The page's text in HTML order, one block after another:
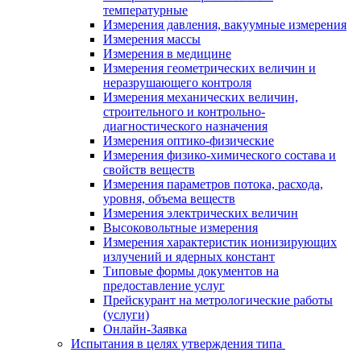
температурные
Измерения давления, вакуумные измерения
Измерения массы
Измерения в медицине
Измерения геометрических величин и
неразрушающего контроля
Измерения механических величин,
строительного и контрольно-
диагностического назначения
Измерения оптико-физические
Измерения физико-химического состава и
свойств веществ
Измерения параметров потока, расхода,
уровня, объема веществ
Измерения электрических величин
Высоковольтные измерения
Измерения характеристик ионизирующих
излучений и ядерных констант
Типовые формы документов на
предоставление услуг
Прейскурант на метрологические работы
(услуги)
Онлайн-Заявка
Испытания в целях утверждения типа